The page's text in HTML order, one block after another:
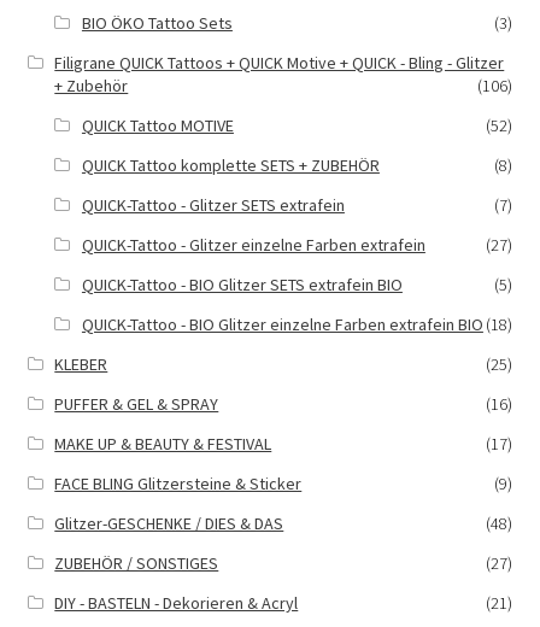
BIO ÖKO Tattoo Sets
(3)
Filigrane QUICK Tattoos + QUICK Motive + QUICK - Bling - Glitzer
+ Zubehör
(106)
QUICK Tattoo MOTIVE
(52)
QUICK Tattoo komplette SETS + ZUBEHÖR
(8)
QUICK-Tattoo - Glitzer SETS extrafein
(7)
QUICK-Tattoo - Glitzer einzelne Farben extrafein
(27)
QUICK-Tattoo - BIO Glitzer SETS extrafein BIO
(5)
QUICK-Tattoo - BIO Glitzer einzelne Farben extrafein BIO (18)
KLEBER
(25)
PUFFER & GEL & SPRAY
(16)
MAKE UP & BEAUTY & FESTIVAL
(17)
FACE BLING Glitzersteine & Sticker
(9)
Glitzer-GESCHENKE / DIES & DAS
(48)
ZUBEHÖR / SONSTIGES
(27)
DIY - BASTELN - Dekorieren & Acryl
(21)